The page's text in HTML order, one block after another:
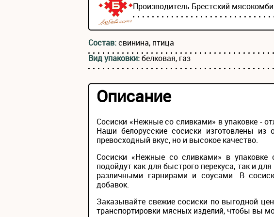
Производитель Брестский
Состав:свинина, птица
Вид упаковки:белковая, газ
Описание
Сосиски «Нежные со сливками» в упаковке -
Наши белорусские сосиски изготовлены
превосходный вкус, но и высокое качество.
Сосиски «Нежные со сливками» в
подойдут как для быстрого перекуса, так и
различными гарнирами и соусами. В
добавок.
Заказывайте свежие сосиски по выгодной
транспортировки мясных изделий, чтобы вы